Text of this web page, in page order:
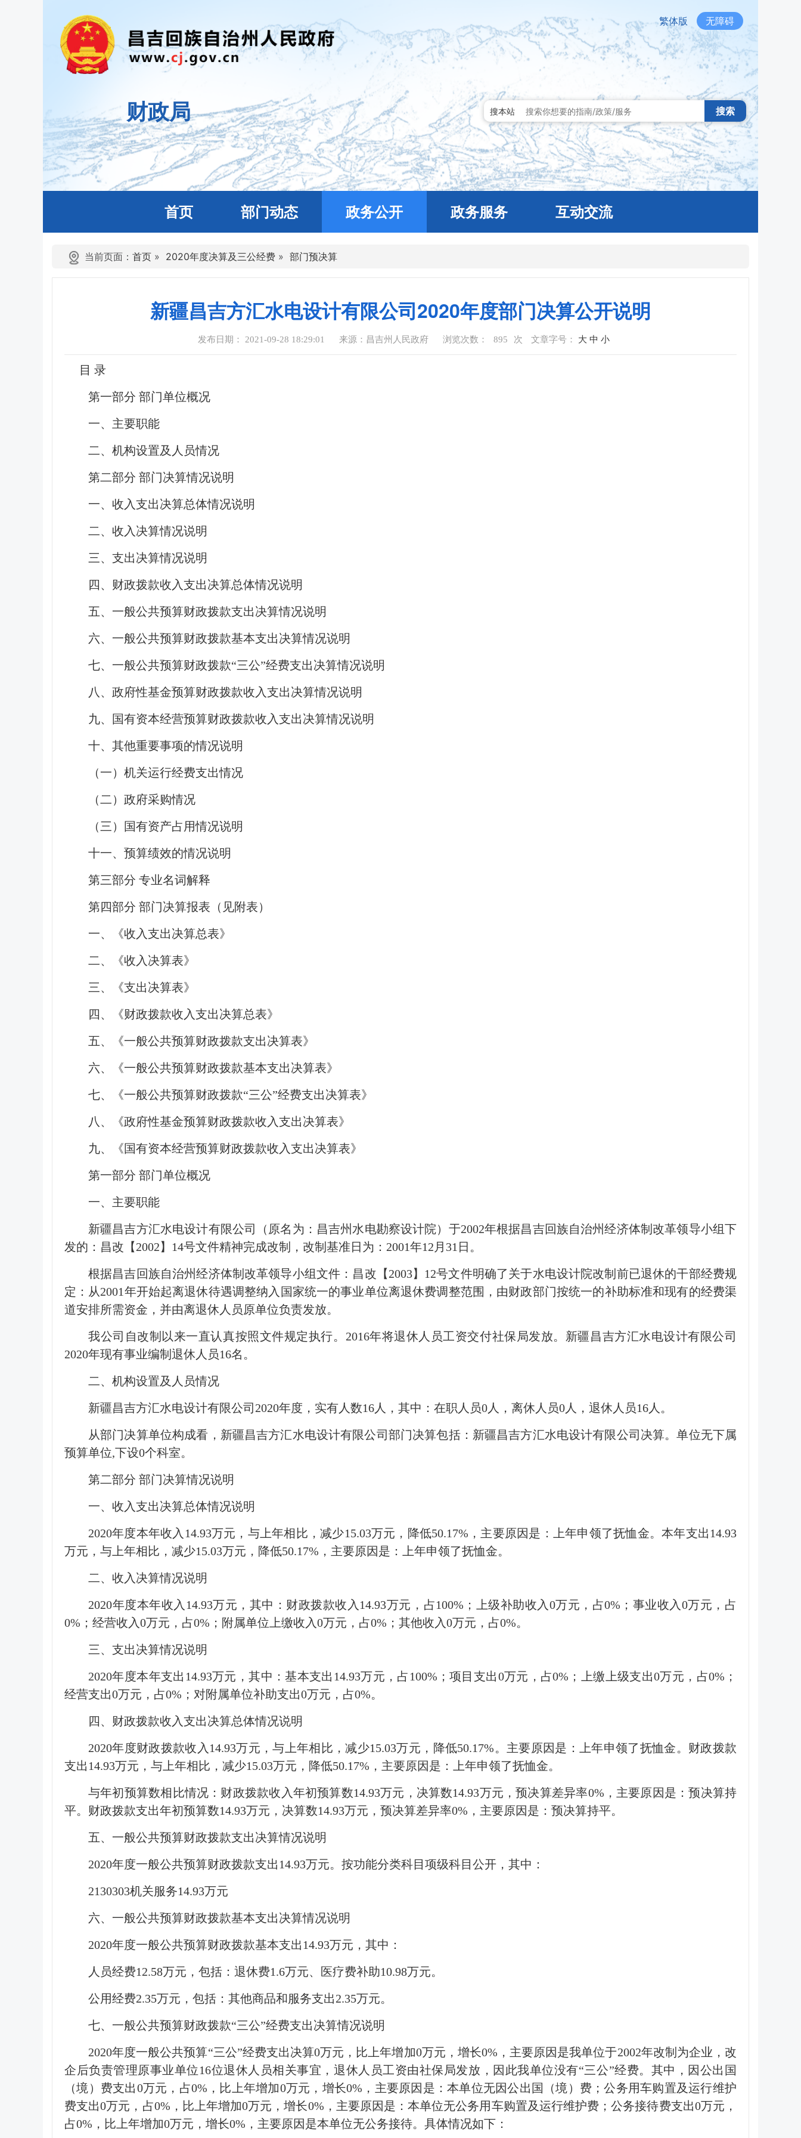
繁体版 无障碍
财政局 搜本站 搜索
首页 部门动态 政务公开 政务服务 互动交流
当前页面： 首页 » 2020年度决算及三公经费 » 部门预决算
新疆昌吉方汇水电设计有限公司2020年度部门决算公开说明
发布日期： 2021-09-28 18:29:01 来源：昌吉州人民政府 浏览次数： 895 次 文章字号： 大 中 小
目 录
第一部分 部门单位概况
一、主要职能
二、机构设置及人员情况
第二部分 部门决算情况说明
一、收入支出决算总体情况说明
二、收入决算情况说明
三、支出决算情况说明
四、财政拨款收入支出决算总体情况说明
五、一般公共预算财政拨款支出决算情况说明
六、一般公共预算财政拨款基本支出决算情况说明
七、一般公共预算财政拨款“三公”经费支出决算情况说明
八、政府性基金预算财政拨款收入支出决算情况说明
九、国有资本经营预算财政拨款收入支出决算情况说明
十、其他重要事项的情况说明
（一）机关运行经费支出情况
（二）政府采购情况
（三）国有资产占用情况说明
十一、预算绩效的情况说明
第三部分 专业名词解释
第四部分 部门决算报表（见附表）
一、《收入支出决算总表》
二、《收入决算表》
三、《支出决算表》
四、《财政拨款收入支出决算总表》
五、《一般公共预算财政拨款支出决算表》
六、《一般公共预算财政拨款基本支出决算表》
七、《一般公共预算财政拨款“三公”经费支出决算表》
八、《政府性基金预算财政拨款收入支出决算表》
九、《国有资本经营预算财政拨款收入支出决算表》
第一部分 部门单位概况
一、主要职能
新疆昌吉方汇水电设计有限公司（原名为：昌吉州水电勘察设计院）于2002年根据昌吉回族自治州经济体制改革领导小组下
发的：昌改【2002】14号文件精神完成改制，改制基准日为：2001年12月31日。
根据昌吉回族自治州经济体制改革领导小组文件：昌改【2003】12号文件明确了关于水电设计院改制前已退休的干部经费规
定：从2001年开始起离退休待遇调整纳入国家统一的事业单位离退休费调整范围，由财政部门按统一的补助标准和现有的经费渠
道安排所需资金，并由离退休人员原单位负责发放。
我公司自改制以来一直认真按照文件规定执行。2016年将退休人员工资交付社保局发放。新疆昌吉方汇水电设计有限公司
2020年现有事业编制退休人员16名。
二、机构设置及人员情况
新疆昌吉方汇水电设计有限公司2020年度，实有人数16人，其中：在职人员0人，离休人员0人，退休人员16人。
从部门决算单位构成看，新疆昌吉方汇水电设计有限公司部门决算包括：新疆昌吉方汇水电设计有限公司决算。单位无下属
预算单位,下设0个科室。
第二部分 部门决算情况说明
一、收入支出决算总体情况说明
2020年度本年收入14.93万元，与上年相比，减少15.03万元，降低50.17%，主要原因是：上年申领了抚恤金。本年支出14.93
万元，与上年相比，减少15.03万元，降低50.17%，主要原因是：上年申领了抚恤金。
二、收入决算情况说明
2020年度本年收入14.93万元，其中：财政拨款收入14.93万元，占100%；上级补助收入0万元，占0%；事业收入0万元，占
0%；经营收入0万元，占0%；附属单位上缴收入0万元，占0%；其他收入0万元，占0%。
三、支出决算情况说明
2020年度本年支出14.93万元，其中：基本支出14.93万元，占100%；项目支出0万元，占0%；上缴上级支出0万元，占0%；
经营支出0万元，占0%；对附属单位补助支出0万元，占0%。
四、财政拨款收入支出决算总体情况说明
2020年度财政拨款收入14.93万元，与上年相比，减少15.03万元，降低50.17%。主要原因是：上年申领了抚恤金。财政拨款
支出14.93万元，与上年相比，减少15.03万元，降低50.17%，主要原因是：上年申领了抚恤金。
与年初预算数相比情况：财政拨款收入年初预算数14.93万元，决算数14.93万元，预决算差异率0%，主要原因是：预决算持
平。财政拨款支出年初预算数14.93万元，决算数14.93万元，预决算差异率0%，主要原因是：预决算持平。
五、一般公共预算财政拨款支出决算情况说明
2020年度一般公共预算财政拨款支出14.93万元。按功能分类科目项级科目公开，其中：
2130303机关服务14.93万元
六、一般公共预算财政拨款基本支出决算情况说明
2020年度一般公共预算财政拨款基本支出14.93万元，其中：
人员经费12.58万元，包括：退休费1.6万元、医疗费补助10.98万元。
公用经费2.35万元，包括：其他商品和服务支出2.35万元。
七、一般公共预算财政拨款“三公”经费支出决算情况说明
2020年度一般公共预算“三公”经费支出决算0万元，比上年增加0万元，增长0%，主要原因是我单位于2002年改制为企业，改
企后负责管理原事业单位16位退休人员相关事宜，退休人员工资由社保局发放，因此我单位没有“三公”经费。其中，因公出国
（境）费支出0万元，占0%，比上年增加0万元，增长0%，主要原因是：本单位无因公出国（境）费；公务用车购置及运行维护
费支出0万元，占0%，比上年增加0万元，增长0%，主要原因是：本单位无公务用车购置及运行维护费；公务接待费支出0万元，
占0%，比上年增加0万元，增长0%，主要原因是本单位无公务接待。具体情况如下：